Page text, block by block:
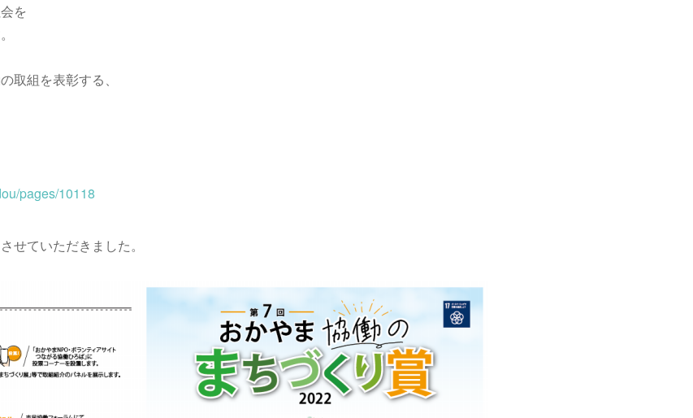
を
取組を表彰する、
pages/10118
せていただきました。